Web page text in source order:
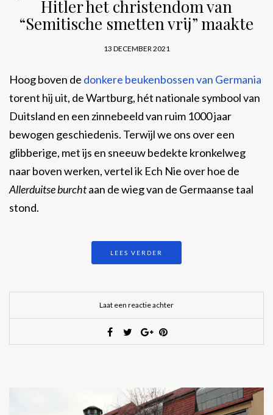
Hitler het christendom van
“Semitische smetten vrij” maakte
13 DECEMBER 2021
Hoog boven de donkere beukenbossen van Germania
torent hij uit, de Wartburg, hét nationale symbool van
Duitsland en een zinnebeeld van ruim 1000 jaar
bewogen geschiedenis. Terwijl we ons over een
glibberige, met ijs en sneeuw bedekte kronkelweg
naar boven werken, vertel ik Ech Nie over hoe de
Allerduitse burchtaan de wieg van de Germaanse taal
stond.
LEES VERDER
Laat een reactie achter